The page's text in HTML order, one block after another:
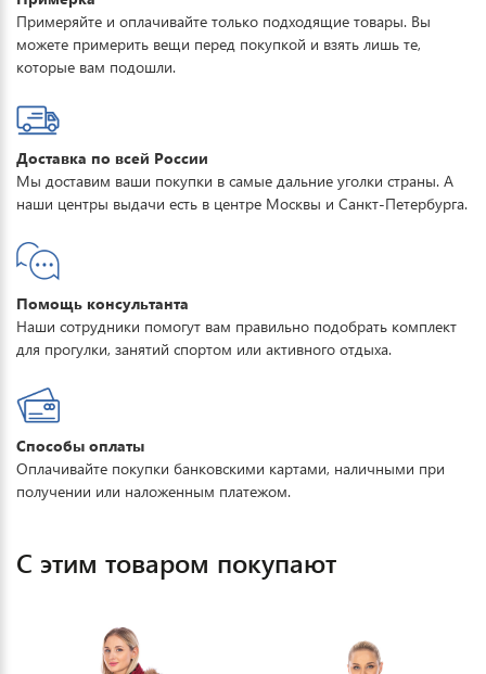
видами спорта в разных климатических условиях, не создавая
ощущения дискомфорта, а так же
Примеряйте и оплачивайте только подходящие товары. Вы
можете примерить вещи перед покупкой и взять лишь те,
которые вам подошли.
Доставка по всей России
Мы доставим ваши покупки в самые дальние уголки страны. А
наши центры выдачи есть в центре Москвы и Санкт-Петербурга.
Помощь консультанта
Наши сотрудники помогут вам правильно подобрать комплект
для прогулки, занятий спортом или активного отдыха.
Способы оплаты
Оплачивайте покупки банковскими картами, наличными при
получении или наложенным платежом.
С этим товаром покупают